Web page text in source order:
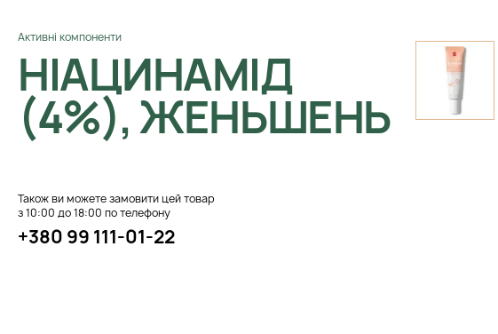
Активні компоненти
НІАЦИНАМІД
(4%), ЖЕНЬШЕНЬ
Також ви можете замовити цей товар
з 10:00 до 18:00 по телефону
+380 99 111-01-22